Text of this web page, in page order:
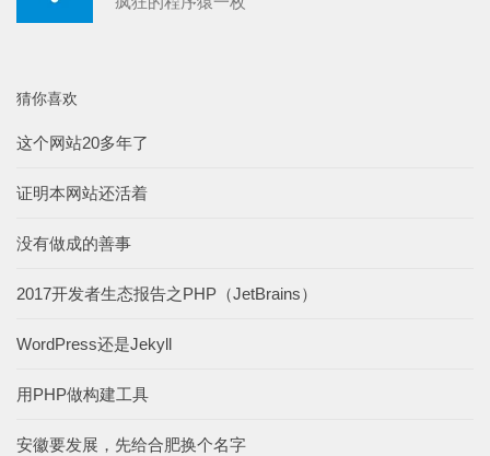
猜你喜欢
这个网站20多年了
证明本网站还活着
没有做成的善事
2017开发者生态报告之PHP（JetBrains）
WordPress还是Jekyll
用PHP做构建工具
安徽要发展，先给合肥换个名字